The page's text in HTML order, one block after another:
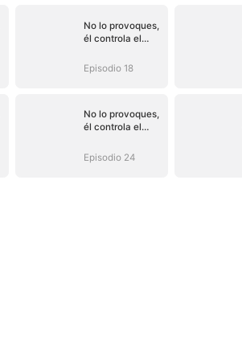
No lo provoques,
él controla el
Episodio 18
No lo provoques,
él controla el
Episodio 24